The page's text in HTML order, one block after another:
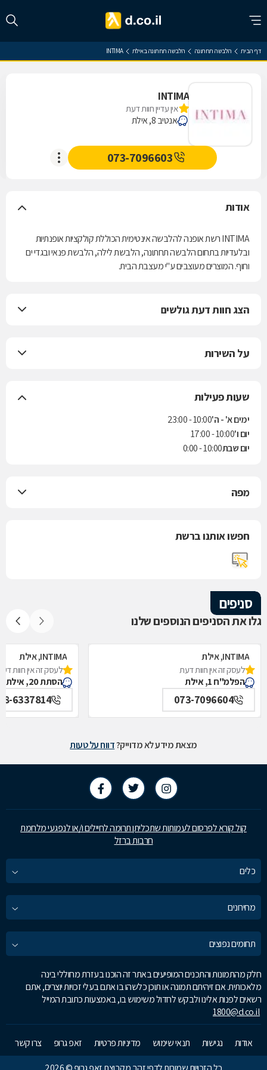
דף הבית הלבשה תחתונה הלבשה תחתונה באילת INTIMA
INTIMA
אין עדיין חוות דעת
אנטיב 8, אילת
073-7096603
אודות
INTIMA רשת אופנה להלבשה אינטימית הכוללת קולקציות אופנתיות
ובלעדיות בתחום הלבשה תחתונה, הלבשת לילה, הלבשת פנאי ובגדי ים
וחוף. המוצרים מעוצבים ע"י מעצבת הבית.
הצג חוות דעת גולשים
על השירות
שעות פעילות
ימים א' - ה'10:00 - 23:00
יום ו'10:00 - 17:00
יום שבת10:00 - 0:00
מפה
חפשו אותנו ברשת
סניפים
גלו את הסניפים הנוספים שלנו
INTIMA, אילת
לעסק זה אין חוות דעת
הפלמ"ח 1, אילת
073-7096604
INTIMA, אילת
לעסק זה אין חוות
הסתת 20, אילת
6337814
מצאת מידע לא מדוייק?דווח על טעות
קול קורא לפרסום לעמותות שתכליתן תרומה לחיילים ו/או לנפגעי מלחמת
חרבות ברזל
כלים
מחירונים
תחומים נפוצים
חלק מהתמונות והתכנים המופיעים באתר זה הוכנו בעזרת מחוללי בינה
מלאכותית. אם זיהיתם תמונה או תוכן כלשהו בו אתם בעלי זכויות יוצרים, אתם
רשאים לפנות אלינו ולבקש לחדול משימוש בו, באמצעות כתובת המייל
1800@d.co.il
אודות נגישות תנאי שימוש מדיניות פרטיות זאפ גרופ
צרו קשר